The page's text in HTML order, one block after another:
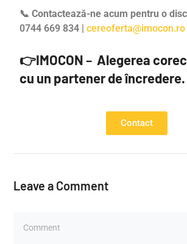
📞Contactează-ne acum pentru o
0744 669 834 |cereoferta@imocon.ro
👉IMOCON– Alegerea
cu un partener de încredere.
Contact
Leave a Comment